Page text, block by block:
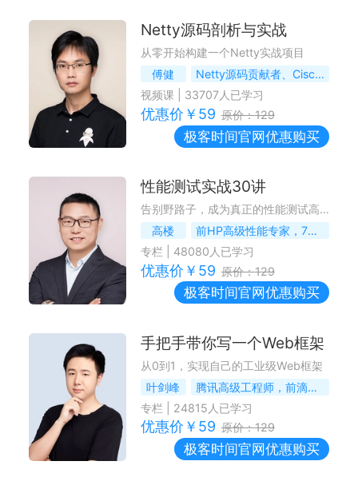
Netty源码剖析与实战
从零开始构建一个Netty实战项目
傅健
Netty源码贡献者、Cisco高级软件工程师
视频课| 33707人已学习
优惠价￥ 59 原价：129
极客时间官网优惠购买
性能测试实战30讲
告别野路子，成为真正的性能测试高手
高楼
前HP高级性能专家，7DGroup创始人
专栏
48080 人已学习
优惠价￥ 59 原价：129
极客时间官网优惠购买
手把手带你写一个Web框架
从0到1，实现自己的工业级Web框架
叶剑峰
腾讯高级工程师，前滴滴技术专家
专栏
24815 人已学习
优惠价￥ 59 原价：129
极客时间官网优惠购买